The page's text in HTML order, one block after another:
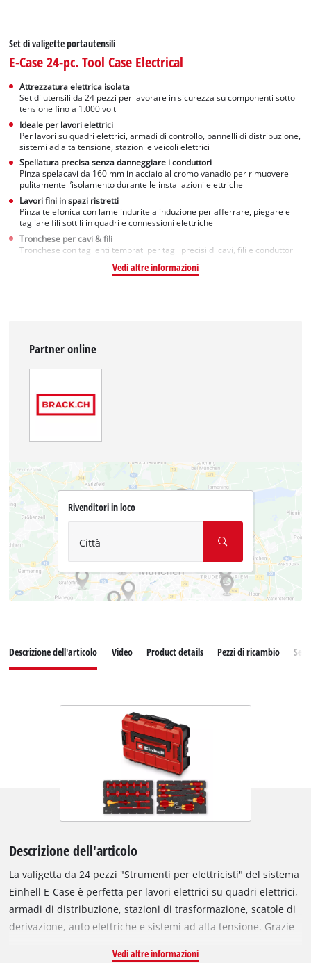
Set di valigette portautensili
E-Case 24-pc. Tool Case Electrical
Attrezzatura elettrica isolata
Set di utensili da 24 pezzi per lavorare in sicurezza su componenti sotto
tensione fino a 1.000 volt
Ideale per lavori elettrici
Per lavori su quadri elettrici, armadi di controllo, pannelli di distribuzione,
sistemi ad alta tensione, stazioni e veicoli elettrici
Spellatura precisa senza danneggiare i conduttori
Pinza spelacavi da 160 mm in acciaio al cromo vanadio per rimuovere
pulitamente l’isolamento durante le installazioni elettriche
Lavori fini in spazi ristretti
Pinza telefonica con lame indurite a induzione per afferrare, piegare e
tagliare fili sottili in quadri e connessioni elettriche
Tronchese per cavi & fili
Tronchese con taglienti temprati per tagli precisi di cavi, fili e conduttori
Vedi altre informazioni
Partner online
Rivenditori in loco
Città
Descrizione dell'articolo Video Product details Pezzi di ricambio
Descrizione dell'articolo
La valigetta da 24 pezzi "Strumenti per elettricisti" del sistema
Einhell E-Case è perfetta per lavori elettrici su quadri elettrici,
armadi di distribuzione, stazioni di trasformazione, scatole di
derivazione, auto elettriche e sistemi ad alta tensione. Grazie
Vedi altre informazioni